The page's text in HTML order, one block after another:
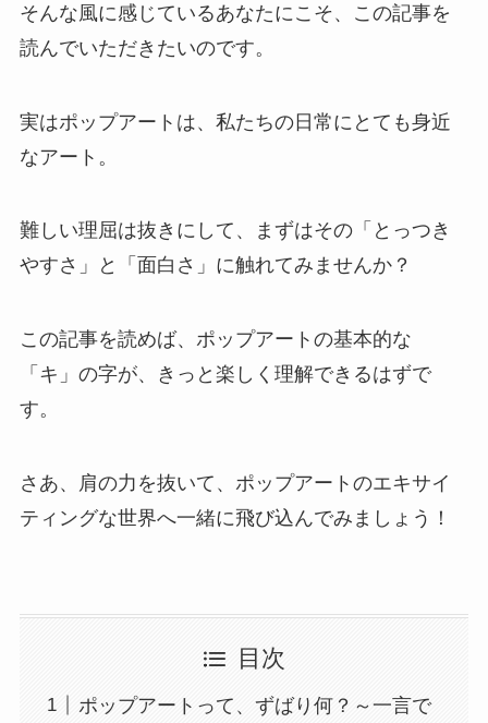
そんな風に感じているあなたにこそ、この記事を
読んでいただきたいのです。
実はポップアートは、私たちの日常にとても身近
なアート。
難しい理屈は抜きにして、まずはその「とっつき
やすさ」と「面白さ」に触れてみませんか？
この記事を読めば、ポップアートの基本的な
「キ」の字が、きっと楽しく理解できるはずで
す。
さあ、肩の力を抜いて、ポップアートのエキサイ
ティングな世界へ一緒に飛び込んでみましょう！
目次
ポップアートって、ずばり何？～一言で